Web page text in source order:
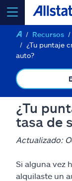
seleccionar
Select a Product
ir
Seguros y más
Recursos
¿Tu puntaje
auto?
¿Tu
tasa de
Actualizado:
Si alguna vez
alquilaste un